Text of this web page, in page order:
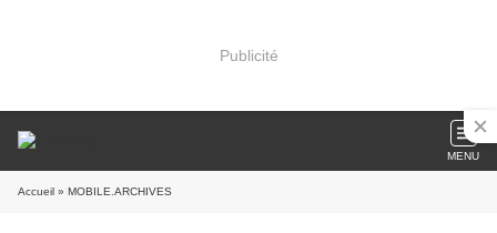
Publicité
MENU
Accueil » MOBILE.ARCHIVES